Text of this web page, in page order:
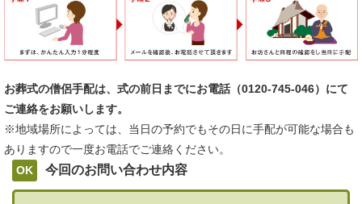
お葬式の僧侶手配は、式の前日までにお電話（0120-745-046）にて
ご連絡をお願いします。
※地域場所によっては、当日の予約でもその日に手配が可能な場合も
ありますので一度お電話でご連絡ください。
今回のお問い合わせ内容